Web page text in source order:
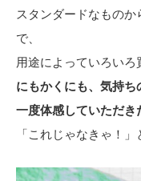
スタンダードなもの
で、
用途によっていろいろ
にもかくにも、気持ち
一度体感していただき
「これじゃなきゃ！